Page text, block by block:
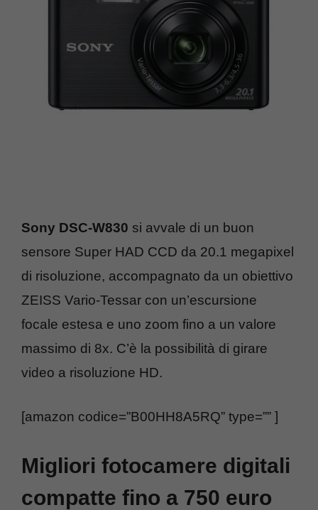
Sony DSC-W830 si avvale di un buon
sensore Super HAD CCD da 20.1 megapixel
di risoluzione, accompagnato da un obiettivo
ZEISS Vario-Tessar con un’escursione
focale estesa e uno zoom fino a un valore
massimo di 8x. C’è la possibilità di girare
video a risoluzione HD.
[amazon codice=”B00HH8A5RQ” type=”” ]
Migliori fotocamere digitali
compatte fino a 750 euro